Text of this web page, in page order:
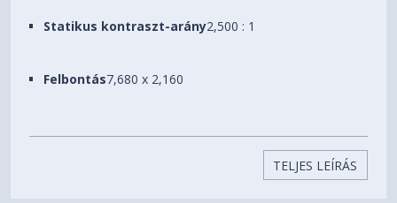
Statikus kontraszt-arány2,500 : 1
Felbontás7,680 x 2,160
Reakcióidő (mp)1ms(GTG)
TELJES LEÍRÁS